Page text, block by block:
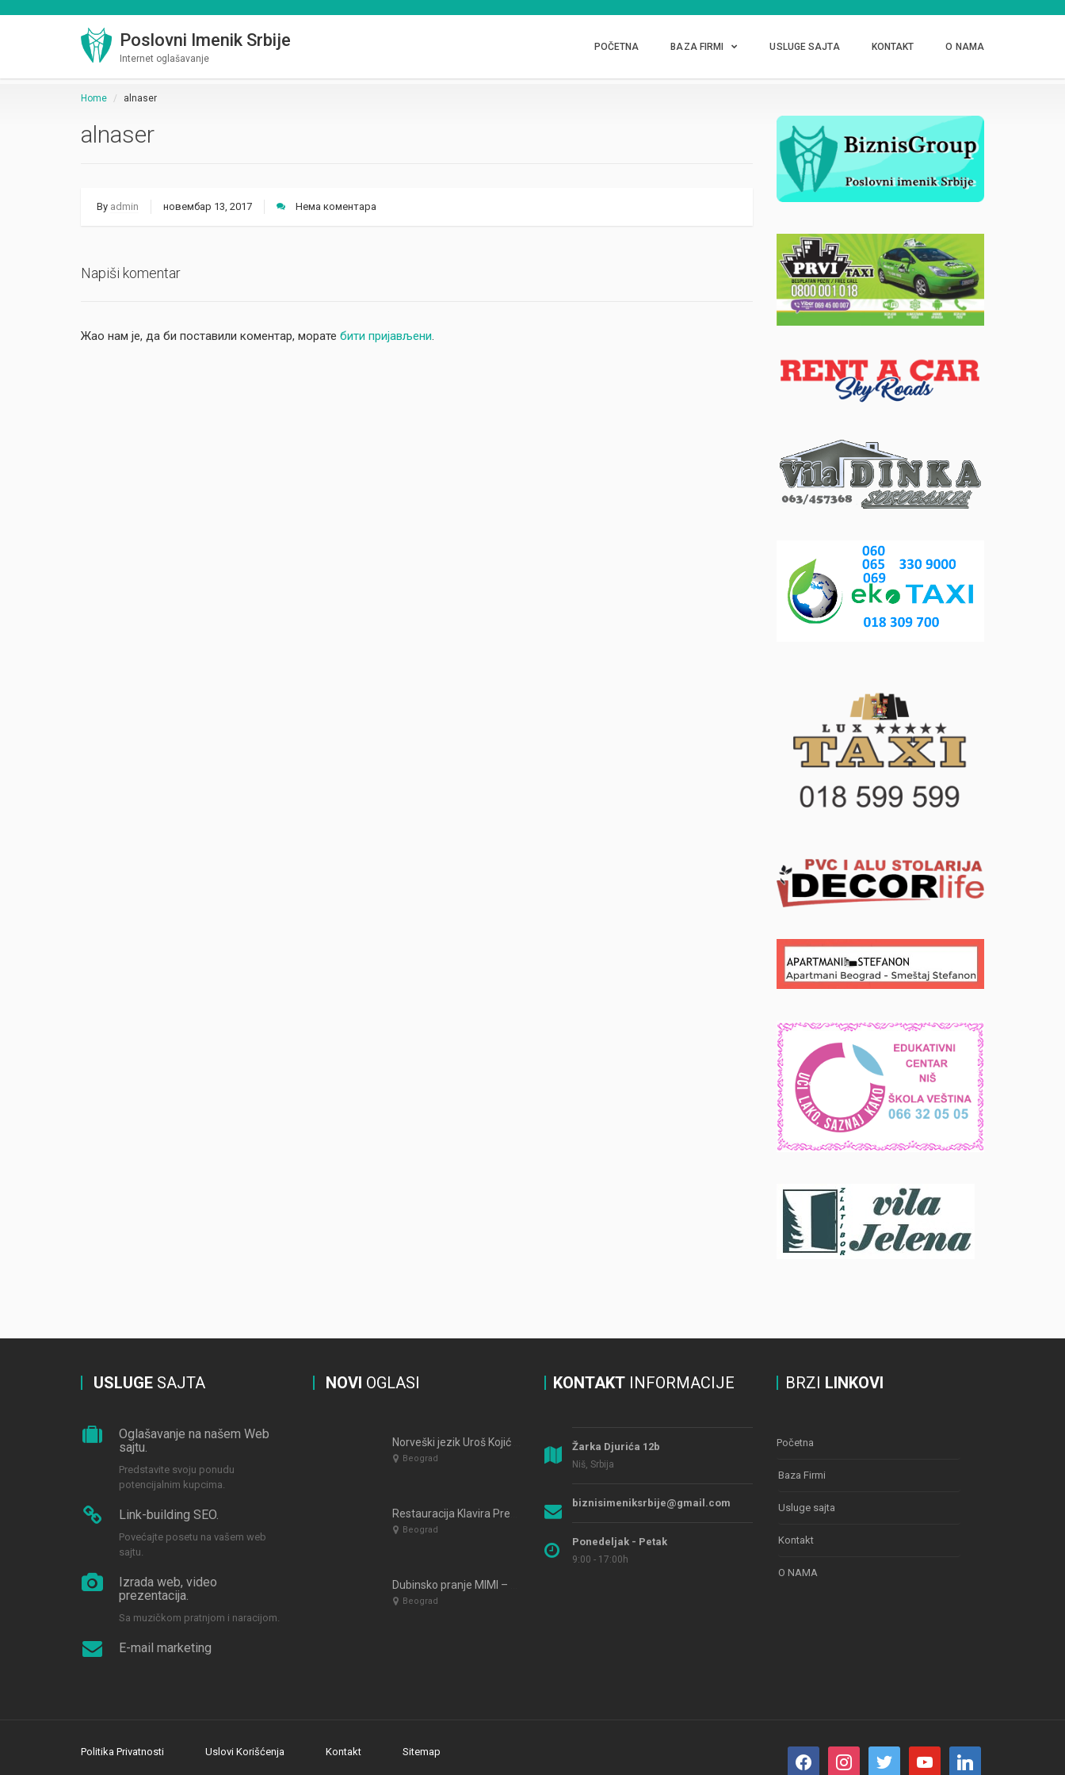
Poslovni Imenik Srbije
Internet oglašavanje
POČETNA BAZA FIRMI USLUGE SAJTA KONTAKT O NAMA
Home alnaser
alnaser
By admin новембар 13, 2017 Нема коментара
Napiši komentar
Жао нам је, да би поставили коментар, морате бити пријављени.
USLUGE SAJTA
Oglašavanje na našem Web
sajtu.
Predstavite svoju ponudu
potencijalnim kupcima.
Link-building SEO.
Povećajte posetu na vašem web
sajtu.
Izrada web, video
prezentacija.
Sa muzičkom pratnjom i naracijom.
E-mail marketing
NOVI OGLASI
Beograd
Beograd
Beograd
KONTAKT INFORMACIJE
Žarka Djurića 12b
Niš, Srbija
biznisimeniksrbije@gmail.com
Ponedeljak - Petak
9:00 - 17:00h
BRZI LINKOVI
Početna
Baza Firmi
Usluge sajta
Kontakt
O NAMA
Politika Privatnosti Uslovi Korišćenja Kontakt Sitemap